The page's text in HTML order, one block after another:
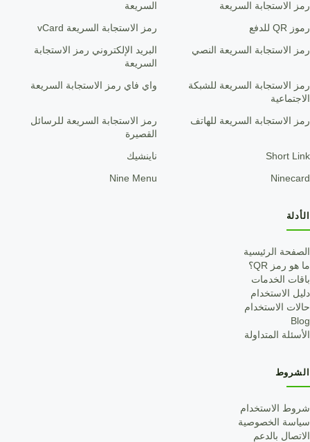
رمز الاستجابة السريعة
السريعة
رموز QR للدفع رمز الاستجابة السريعة vCard
رمز الاستجابة السريعة النصي
البريد الإلكتروني رمز الاستجابة
السريعة
رمز الاستجابة السريعة للشبكة
الاجتماعية
واي فاي رمز الاستجابة السريعة
رمز الاستجابة السريعة للهاتف
رمز الاستجابة السريعة للرسائل
القصيرة
Short Link ناينشيك
Ninecard
Nine Menu
الأدلة
الصفحة الرئيسية
ما هو رمز QR؟
باقات الخدمات
دليل الاستخدام
حالات الاستخدام
Blog
الأسئلة المتداولة
الشروط
شروط الاستخدام
سياسة الخصوصية
الاتصال بالدعم